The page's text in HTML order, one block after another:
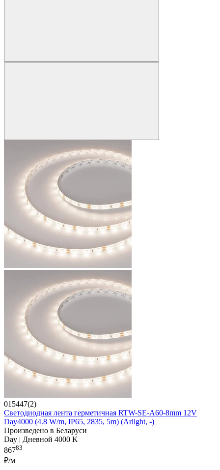
015447(2)
Светодиодная лента герметичная RTW-SE-A60-8mm 12V
Day4000 (4.8 W/m, IP65, 2835, 5m) (Arlight, -)
Произведено в Беларуси
Day | Дневной 4000 K
86783
₽/м